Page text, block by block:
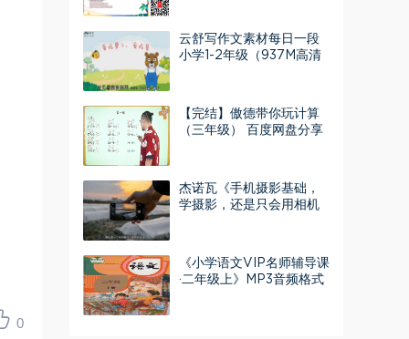
0
云舒写作文素材每日一段
小学1-2年级（937M高清
【完结】傲德带你玩计算
（三年级） 百度网盘分享
杰诺瓦《手机摄影基础，
学摄影，还是只会用相机
《小学语文VIP名师辅导课
·二年级上》MP3音频格式